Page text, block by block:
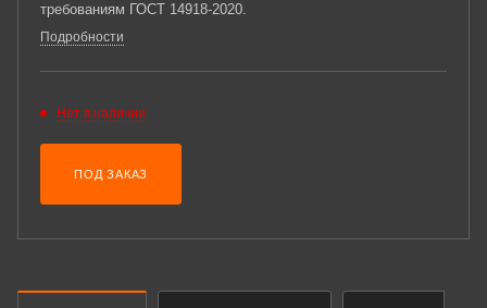
требованиям ГОСТ 14918-2020.
Подробности
Нет в наличии
ПОД ЗАКАЗ